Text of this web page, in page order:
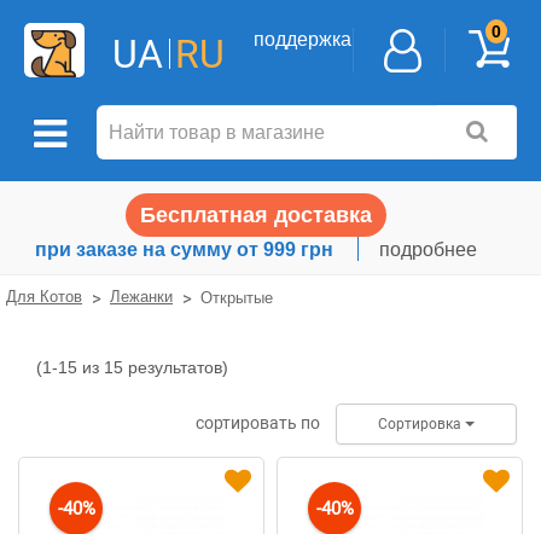
UA RU поддержка 0
Бесплатная доставка
при заказе на сумму от 999 грн подробнее
Для Котов Лежанки Открытые
Открытые
(1-15 из 15 результатов)
сортировать по Сортировка
-40% -40%